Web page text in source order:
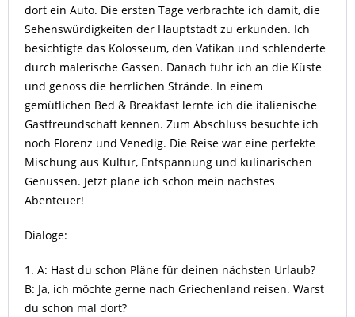
dort ein Auto. Die ersten Tage verbrachte ich damit, die
Sehenswürdigkeiten der Hauptstadt zu erkunden. Ich
besichtigte das Kolosseum, den Vatikan und schlenderte
durch malerische Gassen. Danach fuhr ich an die Küste
und genoss die herrlichen Strände. In einem
gemütlichen Bed & Breakfast lernte ich die italienische
Gastfreundschaft kennen. Zum Abschluss besuchte ich
noch Florenz und Venedig. Die Reise war eine perfekte
Mischung aus Kultur, Entspannung und kulinarischen
Genüssen. Jetzt plane ich schon mein nächstes
Abenteuer!
Dialoge:
1. A: Hast du schon Pläne für deinen nächsten Urlaub?
B: Ja, ich möchte gerne nach Griechenland reisen. Warst
du schon mal dort?